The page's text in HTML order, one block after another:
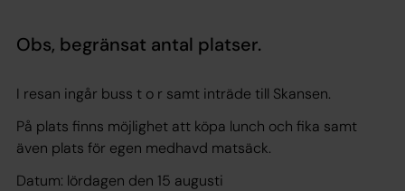
Obs, begränsat antal platser.
I resan ingår buss t o r samt inträde till Skansen.
På plats finns möjlighet att köpa lunch och fika samt
även plats för egen medhavd matsäck.
Datum: lördagen den 15 augusti